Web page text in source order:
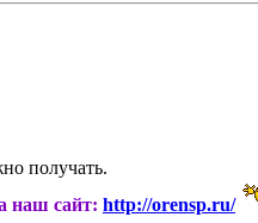
получать.
наш сайт: http://orensp.ru/